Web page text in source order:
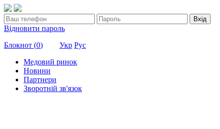
Вхід
Відновити пароль
Блокнот (0) Укр Рус
Медовий ринок
Новини
Партнери
Зворотній зв'язок